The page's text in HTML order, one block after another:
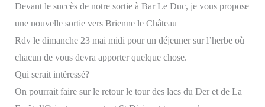
Devant le succès de notre sortie à Bar Le Duc, je vous propose
une nouvelle sortie vers Brienne le Château
Rdv le dimanche 23 mai midi pour un déjeuner sur l’herbe où
chacun de vous devra apporter quelque chose.
Qui serait intéressé?
On pourrait faire sur le retour le tour des lacs du Der et de La